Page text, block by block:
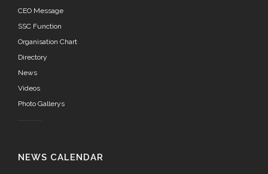
CEO Message
SSC Function
Organisation Chart
Directory
News
Videos
Photo Gallerys
NEWS CALENDAR